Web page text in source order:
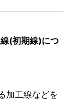
(初期線)につ
加工線などを